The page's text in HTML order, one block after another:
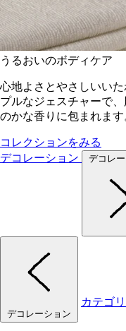
うるおいのボディケア
心地よさとやさしいい
プルなジェスチャーで
のかな香りに包まれます
コレクションをみる
デコレーション
デコレ
デコレーション
カテゴ